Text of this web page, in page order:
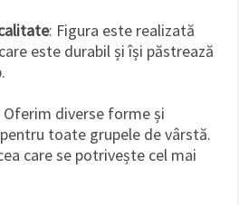
: Figura este realizată
este durabil și își păstrează
Oferim diverse forme și
toate grupele de vârstă.
care se potrivește cel mai